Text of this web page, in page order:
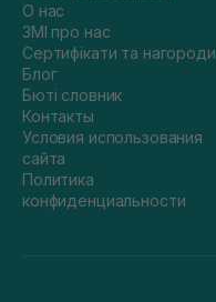
О нас
ЗМІ про нас
Сертифікати та нагороди
Блог
Бюті словник
Контакты
Условия использования
сайта
Политика
конфиденциальности